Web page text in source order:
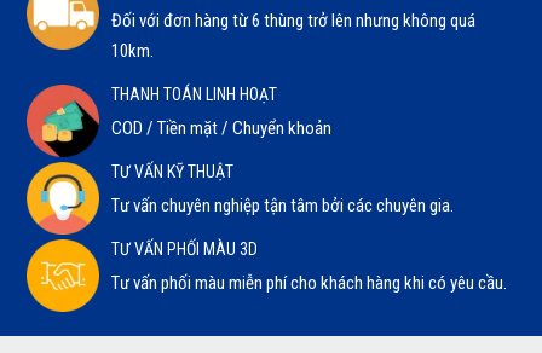
Đối với đơn hàng từ 6 thùng trở lên nhưng không quá
10km.
THANH TOÁN LINH HOẠT
COD / Tiền mặt / Chuyển khoản
TƯ VẤN KỸ THUẬT
Tư vấn chuyên nghiệp tận tâm bởi các chuyên gia.
TƯ VẤN PHỐI MÀU 3D
Tư vấn phối màu miễn phí cho khách hàng khi có yêu cầu.